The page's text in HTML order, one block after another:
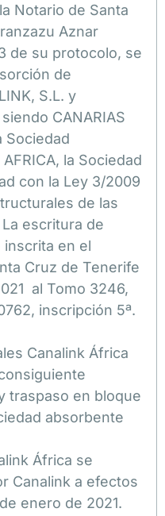
Notario de Santa
Aznar
de su protocolo, se
de
S.L. y
CANARIAS
Sociedad
la Sociedad
con la Ley 3/2009
de las
escritura de
en el
Cruz de Tenerife
al Tomo 3246,
inscripción 5ª.
Canalink África
traspaso en bloque
absorbente
África se
Canalink a efectos
enero de 2021.